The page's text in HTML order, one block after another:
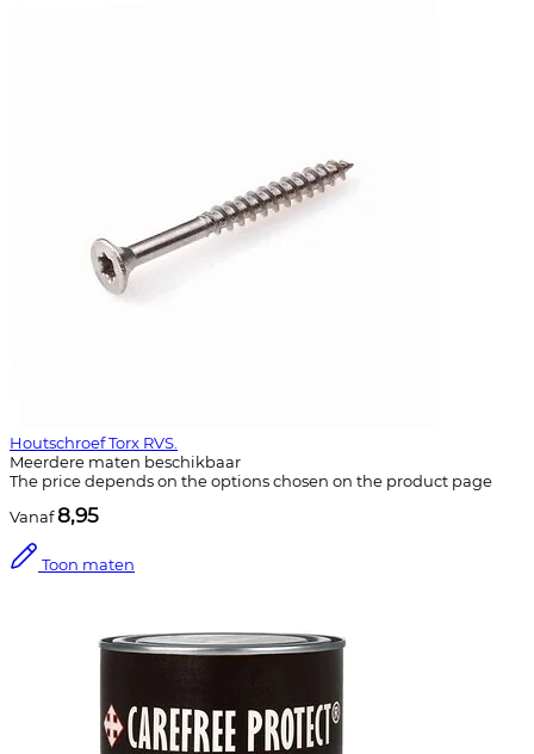
Houtschroef Torx RVS.
Meerdere maten beschikbaar
The price depends on the options chosen on the product page
Vanaf8,95
Toon maten